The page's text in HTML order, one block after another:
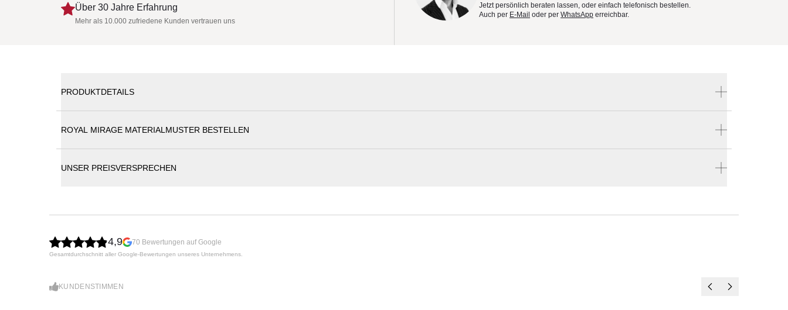
Über 30 Jahre Erfahrung
Mehr als 10.000 zufriedene Kunden vertrauen uns
Jetzt persönlich beraten lassen, oder einfach telefonisch bestellen.
Auch per E-Mail oder per WhatsApp erreichbar.
PRODUKTDETAILS
Es handelt sich um einen Outletartikel mit minimalen Gebrauchsspuren!
Sitzhöhe: 40 cm
Gestell:pulverbeschichtetes Edelstahl / Anthrazit
ROYAL MIRAGE MATERIALMUSTER BESTELLEN
UNSER PREISVERSPRECHEN
4,9 70 Bewertungen auf Google
Gesamtdurchschnitt aller Google-Bewertungen unseres Unternehmens.
KUNDENSTIMMEN